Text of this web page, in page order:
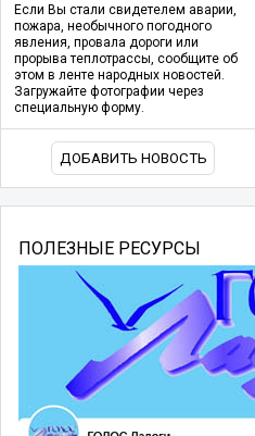
Если Вы стали свидетелем аварии,
пожара, необычного погодного
явления, провала дороги или
прорыва теплотрассы, сообщите об
этом в ленте народных новостей.
Загружайте фотографии через
специальную форму.
ДОБАВИТЬ НОВОСТЬ
ПОЛЕЗНЫЕ РЕСУРСЫ